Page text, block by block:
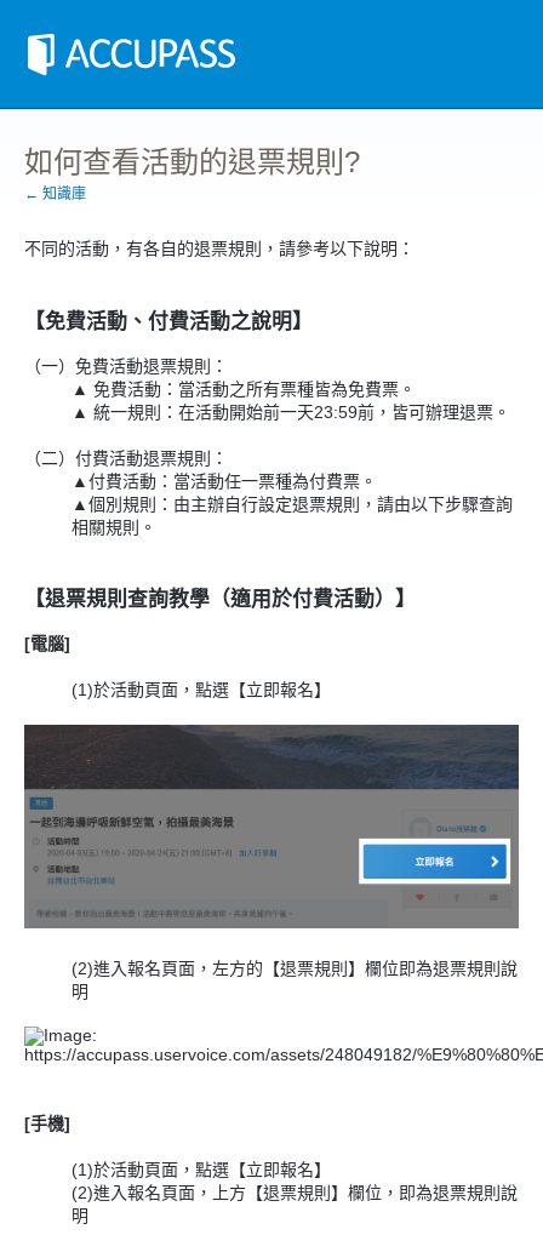
如何查看活動的退票規則?
← 知識庫
不同的活動，有各自的退票規則，請參考以下說明：
【免費活動、付費活動之說明】
（一）免費活動退票規則：
▲ 免費活動：當活動之所有票種皆為免費票。
▲ 統一規則：在活動開始前一天23:59前，皆可辦理退票。
（二）付費活動退票規則：
▲付費活動：當活動任一票種為付費票。
▲個別規則：由主辦自行設定退票規則，請由以下步驟查詢
相關規則。
【退票規則查詢教學（適用於付費活動）】
[電腦]
(1)於活動頁面，點選【立即報名】
(2)進入報名頁面，左方的【退票規則】欄位即為退票規則說
明
[手機]
(1)於活動頁面，點選【立即報名】
(2)進入報名頁面，上方【退票規則】欄位，即為退票規則說
明